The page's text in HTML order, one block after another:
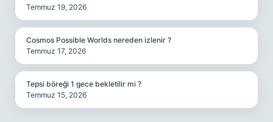
Temmuz 19, 2026
Cosmos Possible Worlds nereden izlenir ?
Temmuz 17, 2026
Tepsi böreği 1 gece bekletilir mi ?
Temmuz 15, 2026